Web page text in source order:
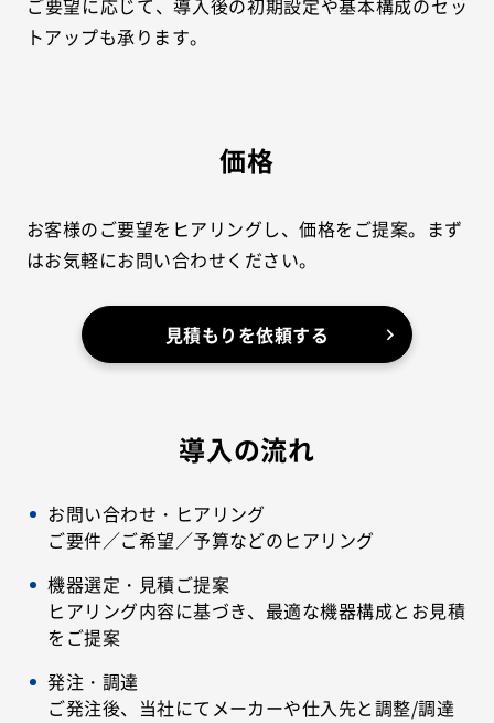
ご要望に応じて、導入後の初期設定や基本構成のセッ
トアップも承ります。
価格
お客様のご要望をヒアリングし、価格をご提案。まず
はお気軽にお問い合わせください。
見積もりを依頼する
導入の流れ
お問い合わせ・ヒアリング
ご要件／ご希望／予算などのヒアリング
機器選定・見積ご提案
ヒアリング内容に基づき、最適な機器構成とお見積
をご提案
発注・調達
ご発注後、当社にてメーカーや仕入先と調整/調達